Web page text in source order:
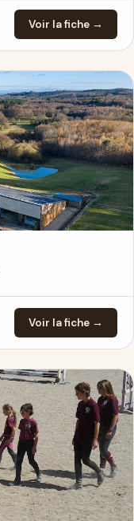
Voir la fiche →
Voir la fiche →